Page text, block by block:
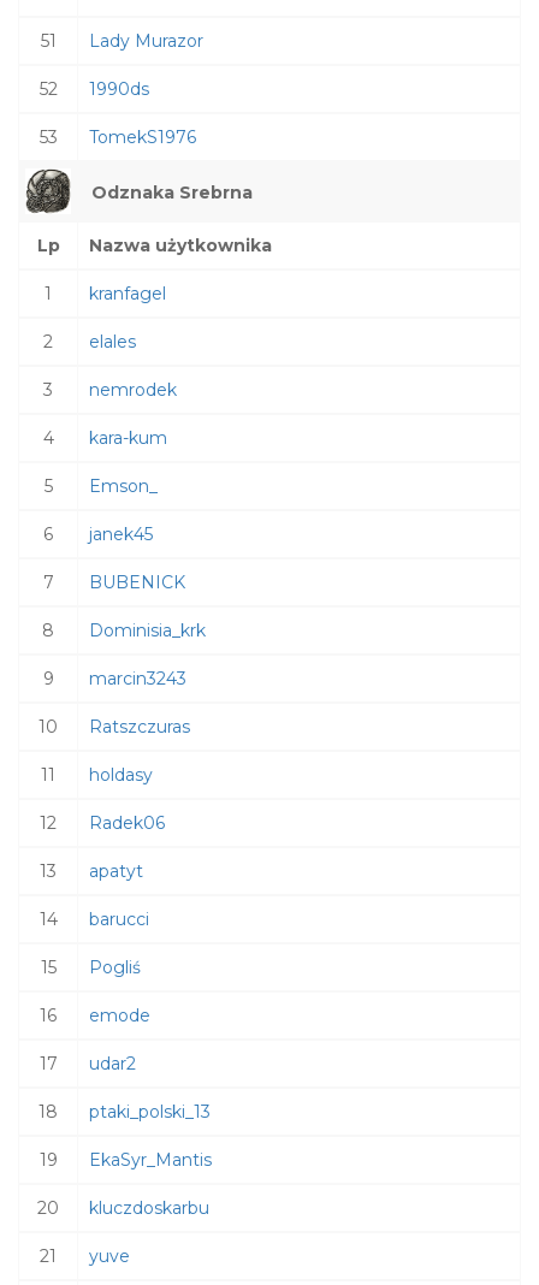
51 Lady Murazor
52 1990ds
53 TomekS1976
Odznaka Srebrna
Lp Nazwa użytkownika
1 kranfagel
2 elales
3 nemrodek
4 kara-kum
5 Emson_
6 janek45
7 BUBENICK
8 Dominisia_krk
9 marcin3243
10 Ratszczuras
11 holdasy
12 Radek06
13 apatyt
14 barucci
15 Pogliś
16 emode
17 udar2
18 ptaki_polski_13
19 EkaSyr_Mantis
20 kluczdoskarbu
21 yuve